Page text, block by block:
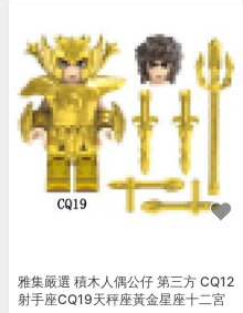
雅集嚴選 積木人偶公仔 第三方 CQ12
射手座CQ19天秤座黃金星座十二宮